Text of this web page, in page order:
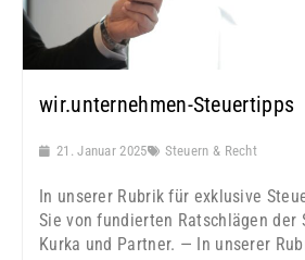
wir.unternehmen-Steuertipps
21. Januar 2025 Steuern & Recht
In unserer Rubrik für exklusive
Sie von fundierten Ratschlägen der
Kurka und Partner. — In unserer